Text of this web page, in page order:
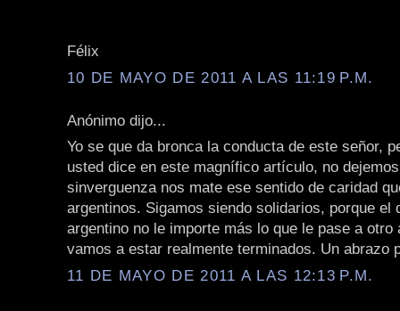
Félix
10 DE MAYO DE 2011 A LAS 11:19 P.M.
Anónimo dijo...
Yo se que da bronca la conducta de este señor,
usted dice en este magnífico artículo, no
sinverguenza nos mate ese sentido de caridad
argentinos. Sigamos siendo solidarios, porque el
argentino no le importe más lo que le pase a otro
vamos a estar realmente terminados. Un abrazo
11 DE MAYO DE 2011 A LAS 12:13 P.M.